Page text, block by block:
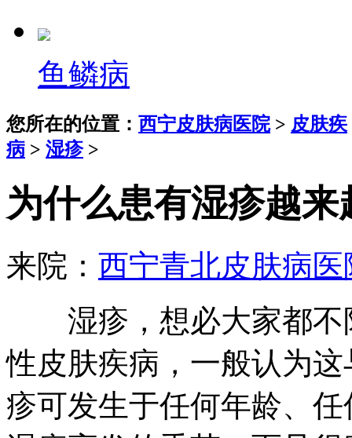
鱼鳞病
您所在的位置： 西宁皮肤病医院> 皮肤疾
病 > 湿疹>
为什么患有湿疹越来
来院： 西宁青北皮肤病医
湿疹，想必大家都不
性皮肤疾病，一般认为
疹可发生于任何年龄、